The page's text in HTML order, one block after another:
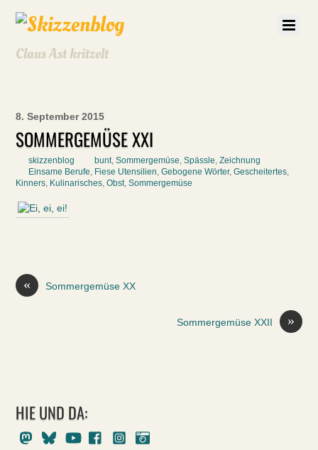
Claus Ast kritzelt
8. September 2015
SOMMERGEMÜSE XXI
skizzenblog bunt,Sommergemüse,Spässle,Zeichnung
Einsame Berufe, Fiese Utensilien,Gebogene Wörter,Gescheitertes,
Kinners, Kulinarisches,Obst,Sommergemüse
« Sommergemüse XX
»
Sommergemüse XXII
HIE UND DA:
MastodonBlueskyYoutubeFacebookInstagram